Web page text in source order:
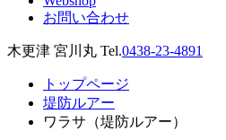
お問い合わせ
木更津 宮川丸 Tel.0438-23-4891
トップページ
堤防ルアー
ワラサ（堤防ルアー）